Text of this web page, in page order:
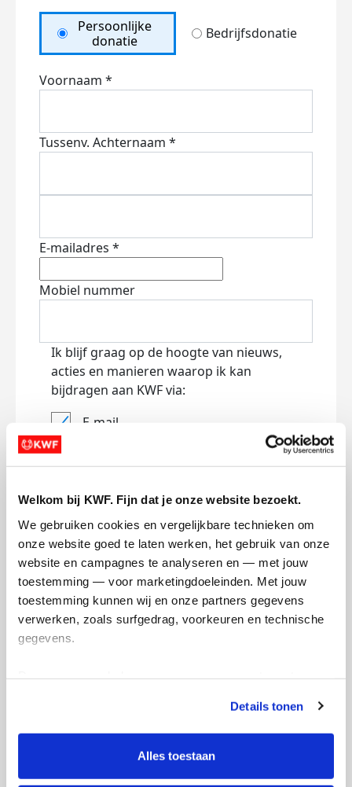
Welkom bij KWF. Fijn dat je onze website bezoekt.
We gebruiken cookies en vergelijkbare technieken om
onze website goed te laten werken, het gebruik van onze
website en campagnes te analyseren en — met jouw
toestemming — voor marketingdoeleinden. Met jouw
toestemming kunnen wij en onze partners gegevens
verwerken, zoals surfgedrag, voorkeuren en technische
gegevens.
tonen. Je kunt je toestemming op elk moment wijzigen of
intrekken via Cookie instellingen onderaan de pagina. De
lijst met cookies is te vinden in het tabblad “details”.
Details tonen
Alles toestaan
Persoonlijke
donatie
Bedrijfsdonatie
Voornaam *
Tussenv. Achternaam *
E-mailadres *
Mobiel nummer
Ik blijf graag op de hoogte van nieuws,
acties en manieren waarop ik kan
bijdragen aan KWF via:
E-mail
Lees
persoonsgegevens.
Jouw bericht op de actiepagina van Leonie
0/150
Naam die op de pagina verschijnt